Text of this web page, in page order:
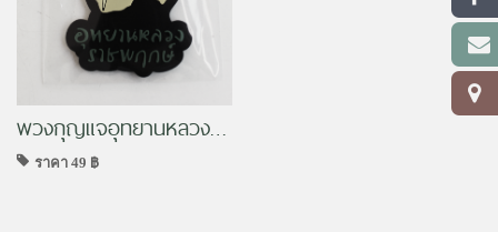
พวงกุญแจอุทยานหลวงราชพฤกษ์
ราคา 49 ฿